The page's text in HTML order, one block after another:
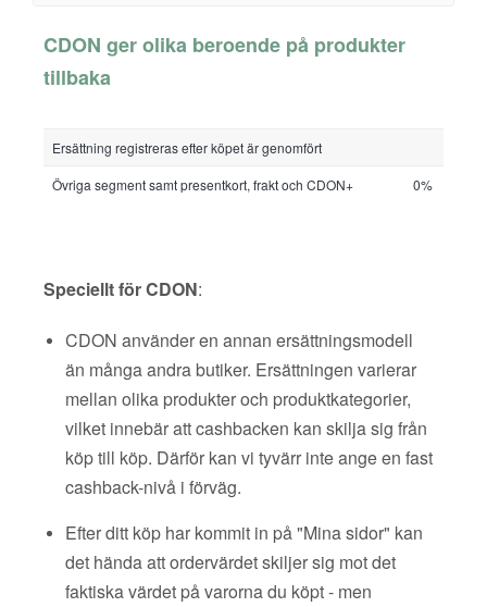
CDON ger olika beroende på produkter
tillbaka
Ersättning registreras efter köpet är genomfört
Övriga segment samt presentkort, frakt och CDON+
0%
Speciellt för CDON:
CDON använder en annan ersättningsmodell
än många andra butiker. Ersättningen varierar
mellan olika produkter och produktkategorier,
vilket innebär att cashbacken kan skilja sig från
köp till köp. Därför kan vi tyvärr inte ange en fast
cashback-nivå i förväg.
Efter ditt köp har kommit in på "Mina sidor" kan
det hända att ordervärdet skiljer sig mot det
faktiska värdet på varorna du köpt - men